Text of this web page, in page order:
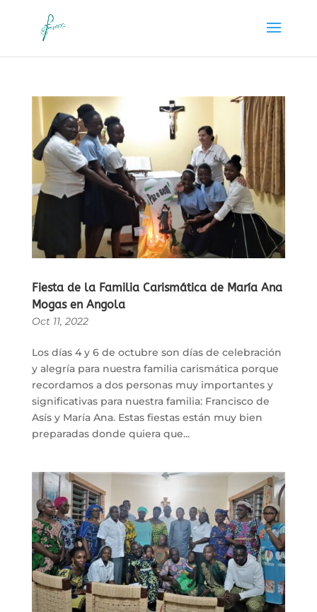
Fiesta de la Familia Carismática de María Ana
Mogas en Angola
Oct 11, 2022
Los días 4 y 6 de octubre son días de celebración
y alegría para nuestra familia carismática porque
recordamos a dos personas muy importantes y
significativas para nuestra familia: Francisco de
Asís y María Ana. Estas fiestas están muy bien
preparadas donde quiera que...